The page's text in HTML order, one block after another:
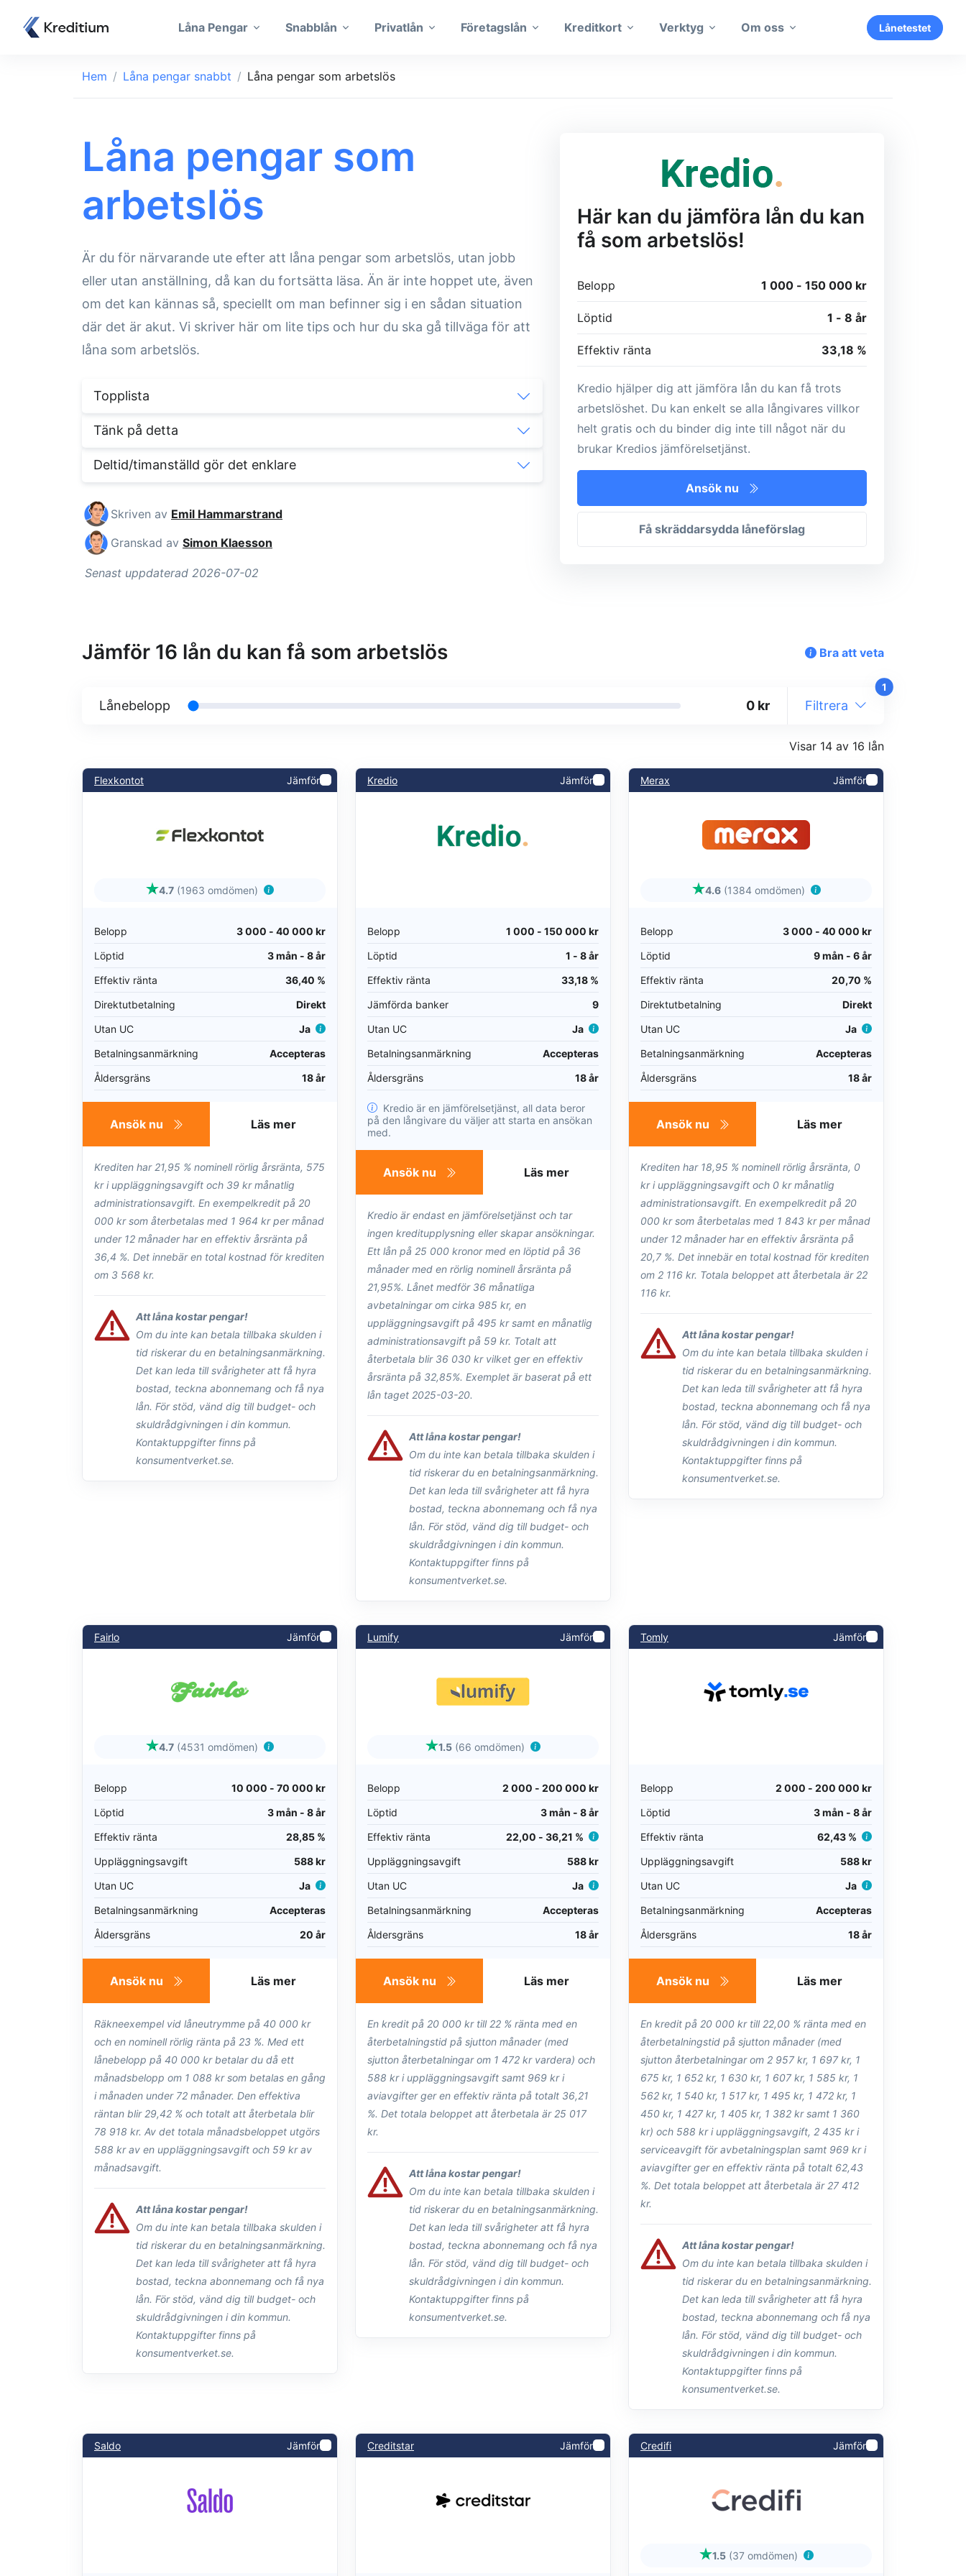
Låna Pengar Snabblån Privatlån Företagslån Kreditkort Verktyg Om oss Lånetestet
Hem Låna pengar snabbt Låna pengar som arbetslös
Låna pengar som
arbetslös
Är du för närvarande ute efter att låna pengar som arbetslös, utan jobb
eller utan anställning, då kan du fortsätta läsa. Än är inte hoppet ute, även
om det kan kännas så, speciellt om man befinner sig i en sådan situation
där det är akut. Vi skriver här om lite tips och hur du ska gå tillväga för att
låna som arbetslös.
Topplista
Tänk på detta
Deltid/timanställd gör det enklare
Skriven av Emil Hammarstrand
Granskad av Simon Klaesson
Senast uppdaterad 2026-07-02
Här kan du jämföra lån du kan
få som arbetslös!
Belopp 1 000 - 150 000 kr
Löptid 1 - 8 år
Effektiv ränta 33,18 %
Kredio hjälper dig att jämföra lån du kan få trots
arbetslöshet. Du kan enkelt se alla långivares villkor
helt gratis och du binder dig inte till något när du
brukar Kredios jämförelsetjänst.
Ansök nu
Få skräddarsydda låneförslag
Jämför 16 lån du kan få som arbetslös Bra att veta
Lånebelopp kr Filtrera
1
Visar 14 av 16 lån
Flexkontot Jämför
4.7 (1963 omdömen)
Belopp
3 000 - 40 000 kr
Löptid
3 mån - 8 år
Effektiv ränta
36,40 %
Direktutbetalning
Direkt
Utan UC
Ja
Betalningsanmärkning
Accepteras
Åldersgräns
18 år
Ansök nu Läs mer
Krediten har 21,95 % nominell rörlig årsränta, 575
kr i uppläggningsavgift och 39 kr månatlig
administrationsavgift. En exempelkredit på 20
000 kr som återbetalas med 1 964 kr per månad
under 12 månader har en effektiv årsränta på
36,4 %. Det innebär en total kostnad för krediten
om 3 568 kr.
Att låna kostar pengar!
Om du inte kan betala tillbaka skulden i
tid riskerar du en betalningsanmärkning.
Det kan leda till svårigheter att få hyra
bostad, teckna abonnemang och få nya
lån. För stöd, vänd dig till budget- och
skuldrådgivningen i din kommun.
Kontaktuppgifter finns på
konsumentverket.se.
Kredio Jämför
Belopp
1 000 - 150 000 kr
Löptid
1 - 8 år
Effektiv ränta
33,18 %
Jämförda banker
9
Utan UC
Ja
Betalningsanmärkning
Accepteras
Åldersgräns
18 år
på den långivare du väljer att starta en ansökan
med.
Ansök nu Läs mer
Kredio är endast en jämförelsetjänst och tar
ingen kreditupplysning eller skapar ansökningar.
Ett lån på 25 000 kronor med en löptid på 36
månader med en rörlig nominell årsränta på
21,95%. Lånet medför 36 månatliga
avbetalningar om cirka 985 kr, en
uppläggningsavgift på 495 kr samt en månatlig
administrationsavgift på 59 kr. Totalt att
återbetala blir 36 030 kr vilket ger en effektiv
årsränta på 32,85%. Exemplet är baserat på ett
lån taget 2025-03-20.
Att låna kostar pengar!
Om du inte kan betala tillbaka skulden i
tid riskerar du en betalningsanmärkning.
Det kan leda till svårigheter att få hyra
bostad, teckna abonnemang och få nya
lån. För stöd, vänd dig till budget- och
skuldrådgivningen i din kommun.
Kontaktuppgifter finns på
konsumentverket.se.
Merax Jämför
4.6 (1384 omdömen)
Belopp
3 000 - 40 000 kr
Löptid
9 mån - 6 år
Effektiv ränta
20,70 %
Direktutbetalning
Direkt
Utan UC
Ja
Betalningsanmärkning
Accepteras
Åldersgräns
18 år
Ansök nu Läs mer
Krediten har 18,95 % nominell rörlig årsränta, 0
kr i uppläggningsavgift och 0 kr månatlig
administrationsavgift. En exempelkredit på 20
000 kr som återbetalas med 1 843 kr per månad
under 12 månader har en effektiv årsränta på
20,7 %. Det innebär en total kostnad för krediten
om 2 116 kr. Totala beloppet att återbetala är 22
116 kr.
Att låna kostar pengar!
Om du inte kan betala tillbaka skulden i
tid riskerar du en betalningsanmärkning.
Det kan leda till svårigheter att få hyra
bostad, teckna abonnemang och få nya
lån. För stöd, vänd dig till budget- och
skuldrådgivningen i din kommun.
Kontaktuppgifter finns på
konsumentverket.se.
Fairlo Jämför
4.7 (4531 omdömen)
Belopp
10 000 - 70 000 kr
Löptid
3 mån - 8 år
Effektiv ränta
28,85 %
Uppläggningsavgift
588 kr
Utan UC
Ja
Betalningsanmärkning
Accepteras
Åldersgräns
20 år
Ansök nu Läs mer
Räkneexempel vid låneutrymme på 40 000 kr
och en nominell rörlig ränta på 23 %. Med ett
lånebelopp på 40 000 kr betalar du då ett
månadsbelopp om 1 088 kr som betalas en gång
i månaden under 72 månader. Den effektiva
räntan blir 29,42 % och totalt att återbetala blir
78 918 kr. Av det totala månadsbeloppet utgörs
588 kr av en uppläggningsavgift och 59 kr av
månadsavgift.
Att låna kostar pengar!
Om du inte kan betala tillbaka skulden i
tid riskerar du en betalningsanmärkning.
Det kan leda till svårigheter att få hyra
bostad, teckna abonnemang och få nya
lån. För stöd, vänd dig till budget- och
skuldrådgivningen i din kommun.
Kontaktuppgifter finns på
konsumentverket.se.
Lumify Jämför
1.5 (66 omdömen)
Belopp
2 000 - 200 000 kr
Löptid
3 mån - 8 år
Effektiv ränta
22,00 - 36,21 %
Uppläggningsavgift
588 kr
Utan UC
Ja
Betalningsanmärkning
Accepteras
Åldersgräns
18 år
Ansök nu Läs mer
En kredit på 20 000 kr till 22 % ränta med en
återbetalningstid på sjutton månader (med
sjutton återbetalningar om 1 472 kr vardera) och
588 kr i uppläggningsavgift samt 969 kr i
aviavgifter ger en effektiv ränta på totalt 36,21
%. Det totala beloppet att återbetala är 25 017
kr.
Att låna kostar pengar!
Om du inte kan betala tillbaka skulden i
tid riskerar du en betalningsanmärkning.
Det kan leda till svårigheter att få hyra
bostad, teckna abonnemang och få nya
lån. För stöd, vänd dig till budget- och
skuldrådgivningen i din kommun.
Kontaktuppgifter finns på
konsumentverket.se.
Tomly Jämför
Belopp
2 000 - 200 000 kr
Löptid
3 mån - 8 år
Effektiv ränta
62,43 %
Uppläggningsavgift
588 kr
Utan UC
Ja
Betalningsanmärkning
Accepteras
Åldersgräns
18 år
Ansök nu Läs mer
En kredit på 20 000 kr till 22,00 % ränta med en
återbetalningstid på sjutton månader (med
sjutton återbetalningar om 2 957 kr, 1 697 kr, 1
675 kr, 1 652 kr, 1 630 kr, 1 607 kr, 1 585 kr, 1
562 kr, 1 540 kr, 1 517 kr, 1 495 kr, 1 472 kr, 1
450 kr, 1 427 kr, 1 405 kr, 1 382 kr samt 1 360
kr) och 588 kr i uppläggningsavgift, 2 435 kr i
serviceavgift för avbetalningsplan samt 969 kr i
aviavgifter ger en effektiv ränta på totalt 62,43
%. Det totala beloppet att återbetala är 27 412
kr.
Att låna kostar pengar!
Om du inte kan betala tillbaka skulden i
tid riskerar du en betalningsanmärkning.
Det kan leda till svårigheter att få hyra
bostad, teckna abonnemang och få nya
lån. För stöd, vänd dig till budget- och
skuldrådgivningen i din kommun.
Kontaktuppgifter finns på
konsumentverket.se.
Saldo Jämför Creditstar Jämför Credifi Jämför
1.5 (37 omdömen)